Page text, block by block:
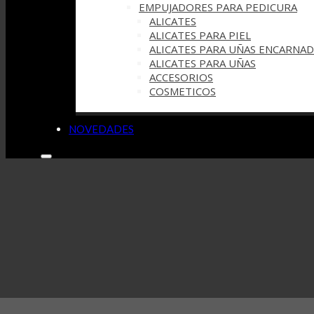
EMPUJADORES PARA PEDICURA
ALICATES
ALICATES PARA PIEL
ALICATES PARA UÑAS
ALICATES PARA UÑAS
ACCESORIOS
COSMETICOS
NOVEDADES